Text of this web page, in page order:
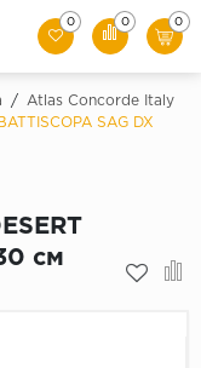
0 0 0
/
Atlas Concorde Italy
SAG DX
см